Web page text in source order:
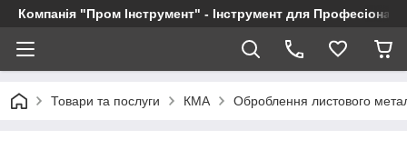
Компанія "Пром Інструмент" - Інструмент для
Товари та послуги КМА Оброблення листового